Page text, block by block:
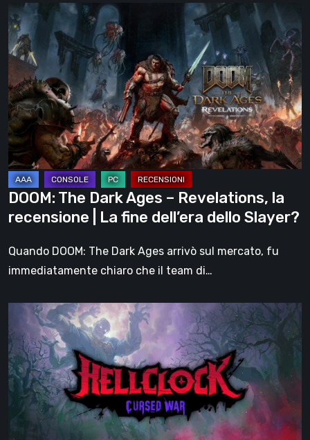
DOOM:
The
Dark
Ages
–
Revelations,
la
recensione
|
La
fine
dell’era
dello
Slayer?
DOOM: The Dark Ages – Revelations, la
recensione | La fine dell’era dello Slayer?
Quando DOOM: The Dark Ages arrivò sul mercato, fu
immediatamente chiaro che il team di…
Clock:
Cursed
War
–
recensione: